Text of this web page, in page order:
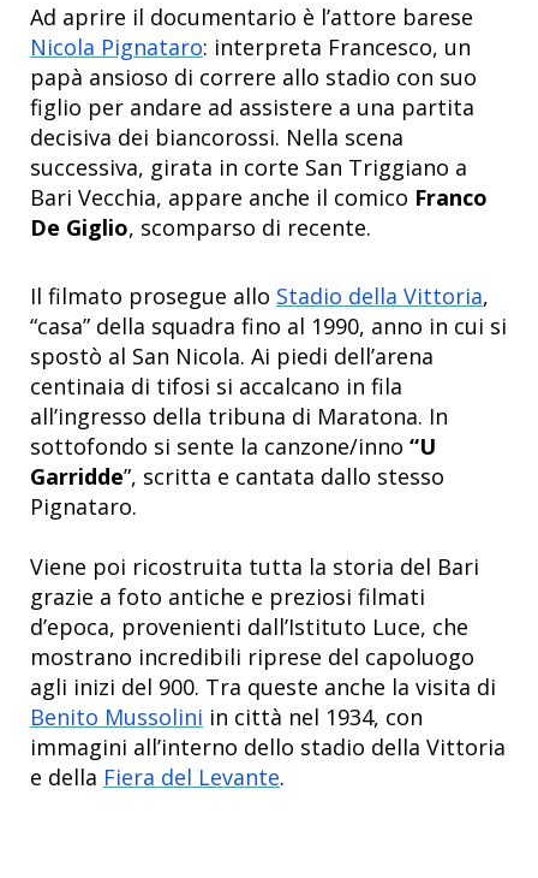
Ad aprire il documentario è l’attore barese
Nicola Pignataro: interpreta Francesco, un
papà ansioso di correre allo stadio con suo
figlio per andare ad assistere a una partita
decisiva dei biancorossi. Nella scena
successiva, girata in corte San Triggiano a
Bari Vecchia, appare anche il comico Franco
De Giglio, scomparso di recente.
Il filmato prosegue allo Stadio della Vittoria,
“casa” della squadra fino al 1990, anno in cui si
spostò al San Nicola. Ai piedi dell’arena
centinaia di tifosi si accalcano in fila
all’ingresso della tribuna di Maratona. In
sottofondo si sente la canzone/inno “U
Garridde”, scritta e cantata dallo stesso
Pignataro.
Viene poi ricostruita tutta la storia del Bari
grazie a foto antiche e preziosi filmati
d’epoca, provenienti dall’Istituto Luce, che
mostrano incredibili riprese del capoluogo
agli inizi del 900. Tra queste anche la visita di
Benito Mussolini in città nel 1934, con
immagini all’interno dello stadio della Vittoria
e della Fiera del Levante.